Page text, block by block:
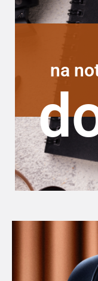
na